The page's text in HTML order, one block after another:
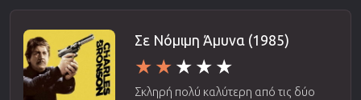
Σε Νόμιμη Άμυνα (1985)
Σκληρή πολύ καλύτερη από τις δύο